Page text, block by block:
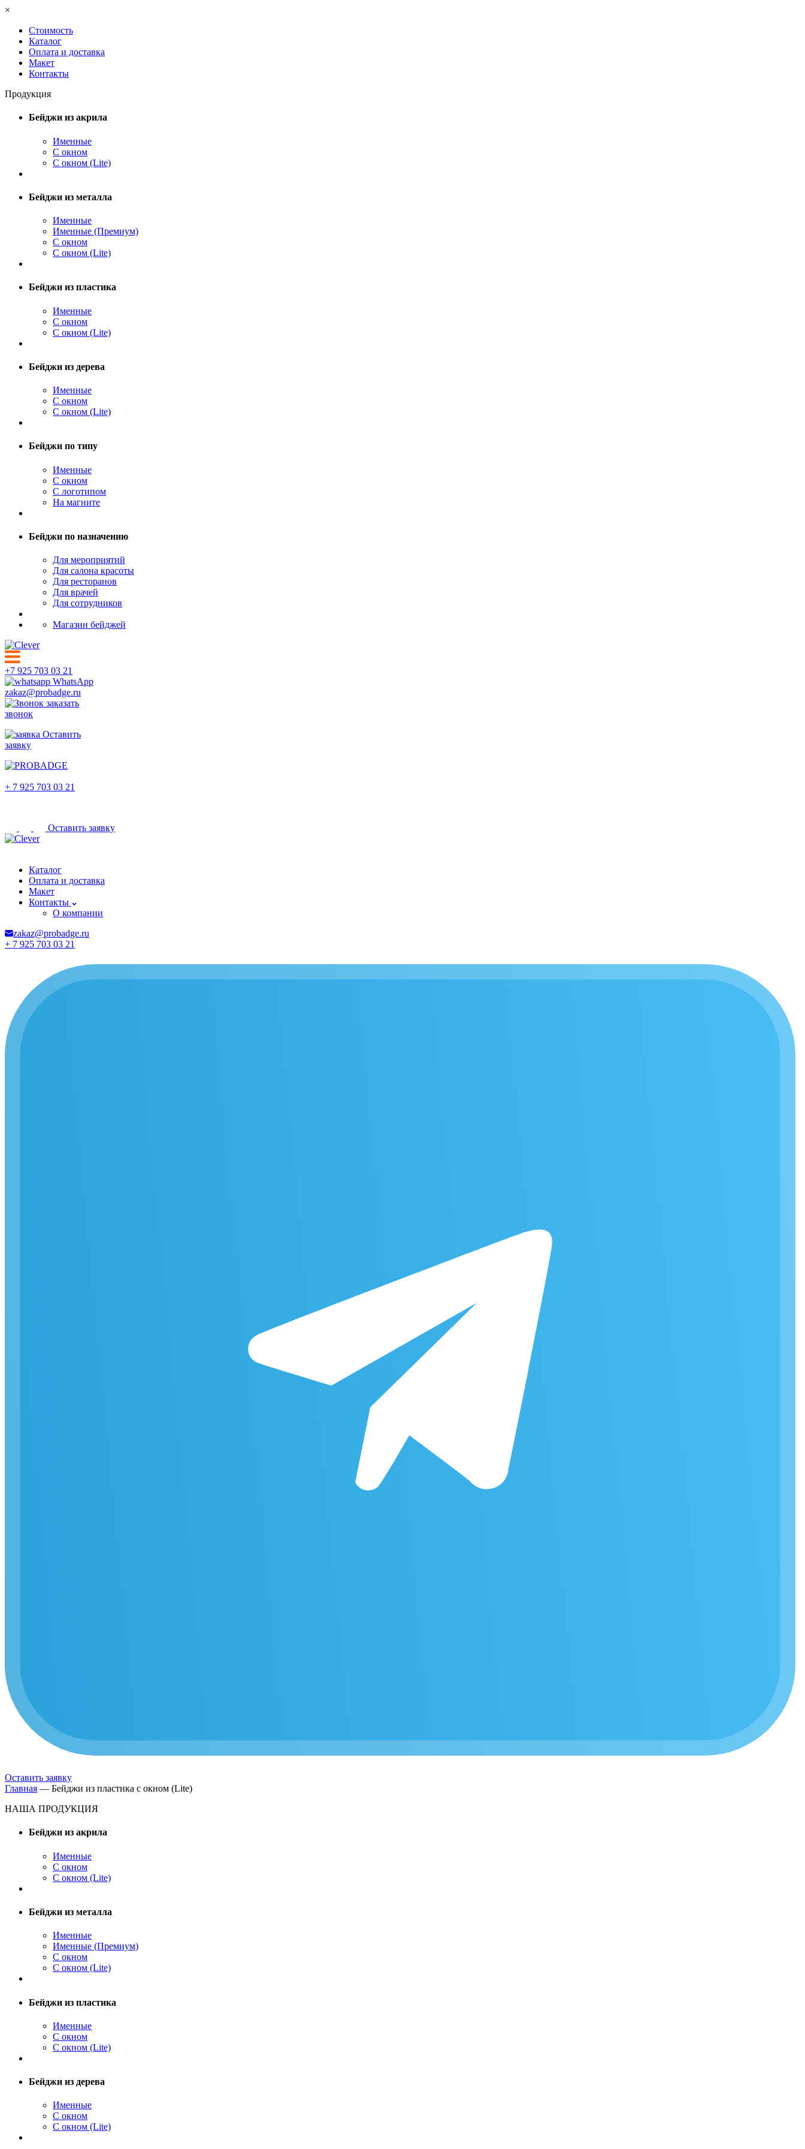
×
Стоимость
Каталог
Оплата и доставка
Макет
Контакты
Продукция
Бейджи из акрила
Именные
С окном
С окном (Lite)
Бейджи из металла
Именные
Именные (Премиум)
С окном
С окном (Lite)
Бейджи из пластика
Именные
С окном
С окном (Lite)
Бейджи из дерева
Именные
С окном
С окном (Lite)
Бейджи по типу
Именные
С окном
С логотипом
На магните
Бейджи по назначению
Для мероприятий
Для салона красоты
Для ресторанов
Для врачей
Для сотрудников
Магазин бейджей
+7 925 703 03 21
WhatsApp
zakaz@probadge.ru
заказать
звонок
Оставить
заявку
+ 7 925 703 03 21
Оставить заявку
Каталог
Оплата и доставка
Макет
Контакты
О компании
zakaz@probadge.ru
+ 7 925 703 03 21
Оставить заявку
Главная — Бейджи из пластика с окном (Lite)
НАША ПРОДУКЦИЯ
Бейджи из акрила
Именные
С окном
С окном (Lite)
Бейджи из металла
Именные
Именные (Премиум)
С окном
С окном (Lite)
Бейджи из пластика
Именные
С окном
С окном (Lite)
Бейджи из дерева
Именные
С окном
С окном (Lite)